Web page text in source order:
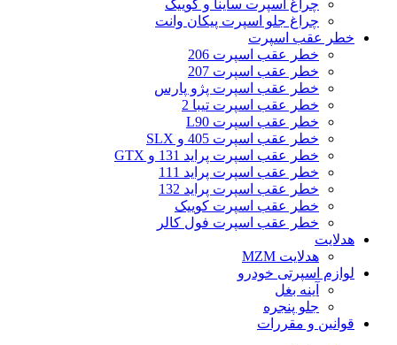
چراغ اسپرت ساینا و کوییک
چراغ جلو اسپرت پیکان وانت
خطر عقب اسپرت
خطر عقب اسپرت 206
خطر عقب اسپرت 207
خطر عقب اسپرت پژو پارس
خطر عقب اسپرت تیبا 2
خطر عقب اسپرت L90
خطر عقب اسپرت 405 و SLX
خطر عقب اسپرت پراید 131 و GTX
خطر عقب اسپرت پراید 111
خطر عقب اسپرت پراید 132
خطر عقب اسپرت کوییک
خطر عقب اسپرت فول کالر
هدلایت
هدلایت MZM
لوازم اسپرتی خودرو
آینه بغل
جلو پنجره
قوانین و مقررات